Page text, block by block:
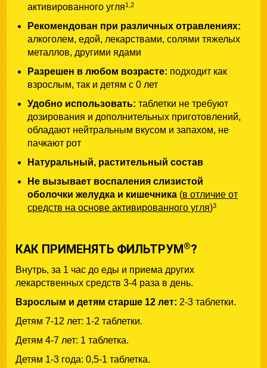
активированного угля1,2
Рекомендован при различных отравлениях:
алкоголем, едой, лекарствами, солями тяжелых
металлов, другими ядами
Разрешен в любом возрасте: подходит как
взрослым, так и детям с 0 лет
Удобно использовать:таблетки не требуют
дозирования и дополнительных приготовлений,
обладают нейтральным вкусом и запахом, не
пачкают рот
Натуральный, растительный состав
Не вызывает воспаления слизистой
оболочки желудка и кишечника (в отличие от
средств на основе активированного угля)3
КАК ПРИМЕНЯТЬ ФИЛЬТРУМ®?
Внутрь, за 1 час до еды и приема других
лекарственных средств 3-4 раза в день.
Взрослым и детям старше 12 лет: 2-3 таблетки.
Детям 7-12 лет: 1-2 таблетки.
Детям 4-7 лет: 1 таблетка.
Детям 1-3 года: 0,5-1 таблетка.